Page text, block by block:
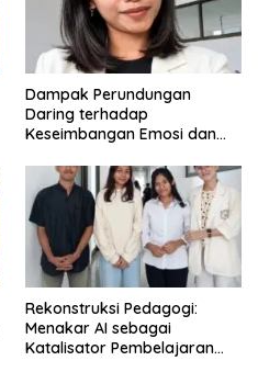
Dampak Perundungan
Daring terhadap
Keseimbangan Emosi dan
Rekonstruksi Pedagogi:
Menakar AI sebagai
Katalisator Pembelajaran